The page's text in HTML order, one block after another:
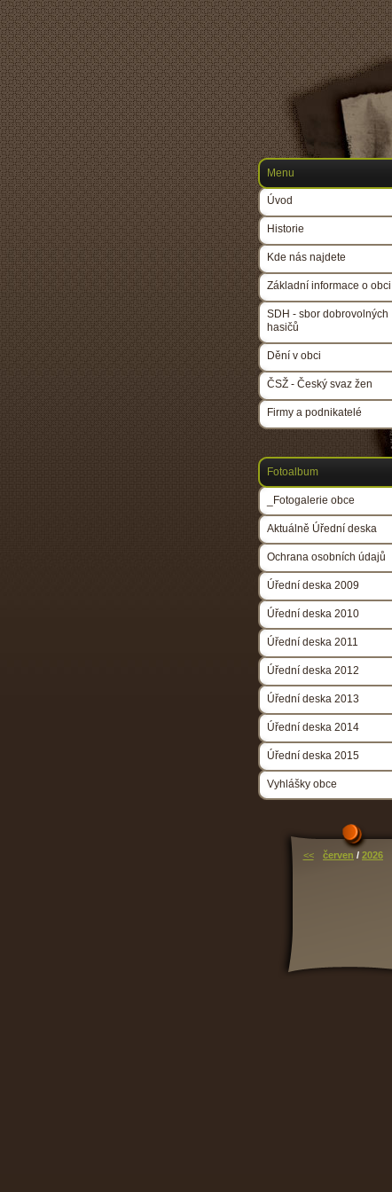
Menu
Úvod
Historie
Kde nás najdete
Základní informace o obci
SDH - sbor dobrovolných
hasičů
Dění v obci
ČSŽ - Český svaz žen
Firmy a podnikatelé
Fotoalbum
_Fotogalerie obce
Aktuálně Úřední deska
Ochrana osobních údajů
Úřední deska 2009
Úřední deska 2010
Úřední deska 2011
Úřední deska 2012
Úřední deska 2013
Úřední deska 2014
Úřední deska 2015
Vyhlášky obce
<< červen / 2026